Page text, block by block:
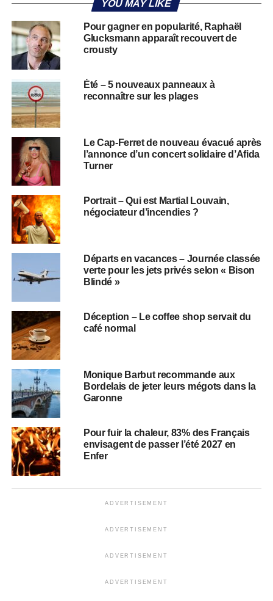
YOU MAY LIKE
Pour gagner en popularité, Raphaël
Glucksmann apparaît recouvert de
crousty
Été – 5 nouveaux panneaux à
reconnaître sur les plages
Le Cap-Ferret de nouveau évacué après
l’annonce d’un concert solidaire d’Afida
Turner
Portrait – Qui est Martial Louvain,
négociateur d’incendies ?
Départs en vacances – Journée classée
verte pour les jets privés selon « Bison
Blindé »
Déception – Le coffee shop servait du
café normal
Monique Barbut recommande aux
Bordelais de jeter leurs mégots dans la
Garonne
Pour fuir la chaleur, 83% des Français
envisagent de passer l’été 2027 en
Enfer
ADVERTISEMENT
ADVERTISEMENT
ADVERTISEMENT
ADVERTISEMENT